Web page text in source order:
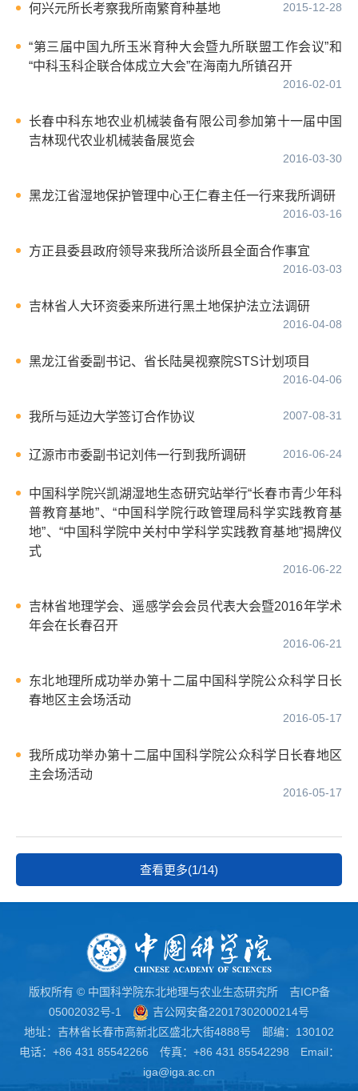
何兴元所长考察我所南繁育种基地 2015-12-28
“第三届中国九所玉米育种大会暨九所联盟工作会议”和
“中科玉科企联合体成立大会”在海南九所镇召开
2016-02-01
长春中科东地农业机械装备有限公司参加第十一届中国
吉林现代农业机械装备展览会
2016-03-30
黑龙江省湿地保护管理中心王仁春主任一行来我所调研
2016-03-16
方正县委县政府领导来我所洽谈所县全面合作事宜
2016-03-03
吉林省人大环资委来所进行黑土地保护法立法调研
2016-04-08
黑龙江省委副书记、省长陆昊视察院STS计划项目
2016-04-06
我所与延边大学签订合作协议 2007-08-31
辽源市市委副书记刘伟一行到我所调研 2016-06-24
中国科学院兴凯湖湿地生态研究站举行“长春市青少年科
普教育基地”、“中国科学院行政管理局科学实践教育基
地”、“中国科学院中关村中学科学实践教育基地”揭牌仪
式
2016-06-22
吉林省地理学会、遥感学会会员代表大会暨2016年学术
年会在长春召开
2016-06-21
东北地理所成功举办第十二届中国科学院公众科学日长
春地区主会场活动
2016-05-17
我所成功举办第十二届中国科学院公众科学日长春地区
主会场活动
2016-05-17
查看更多(1/14)
版权所有 © 中国科学院东北地理与农业生态研究所 吉ICP备
05002032号-1
吉公网安备22017302000214号
地址：吉林省长春市高新北区盛北大街4888号 邮编：130102
电话：+86 431 85542266 传真：+86 431 85542298 Email：
iga@iga.ac.cn